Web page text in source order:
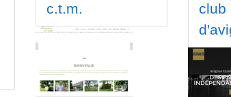
c.t.m.
club